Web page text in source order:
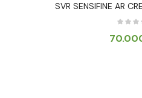
SVR SENSIFINE AR